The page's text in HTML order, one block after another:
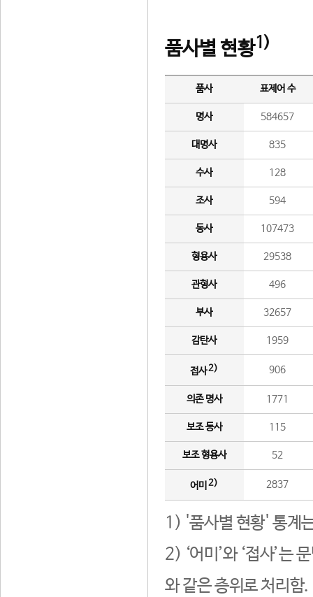
품사별 현황1)
품사 표제어 수
명사 584657
대명사 835
수사 128
조사 594
동사 107473
형용사 29538
관형사 496
부사 32657
감탄사 1959
접사2) 906
의존 명사 1771
보조 동사 115
보조 형용사 52
어미 2) 2837
1) '품사별 현황' 통계
2) ‘어미’와 ‘접사’는
와 같은 층위로 처리함.